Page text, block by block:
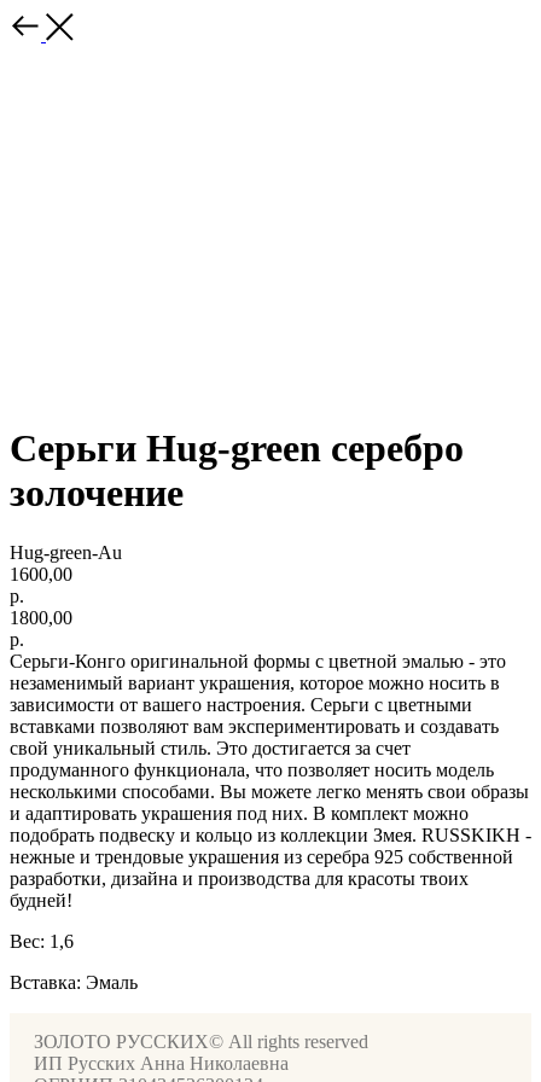
Серьги Hug-green серебро
золочение
Hug-green-Au
1600,00
р.
1800,00
р.
Серьги-Конго оригинальной формы с цветной эмалью - это
незаменимый вариант украшения, которое можно носить в
зависимости от вашего настроения. Серьги с цветными
вставками позволяют вам экспериментировать и создавать
свой уникальный стиль. Это достигается за счет
продуманного функционала, что позволяет носить модель
несколькими способами. Вы можете легко менять свои образы
и адаптировать украшения под них. В комплект можно
подобрать подвеску и кольцо из коллекции Змея. RUSSKIKH -
нежные и трендовые украшения из серебра 925 собственной
разработки, дизайна и производства для красоты твоих
будней!
Вес: 1,6
Вставка: Эмаль
ЗОЛОТО РУССКИХ© All rights reserved
ИП Русских Анна Николаевна